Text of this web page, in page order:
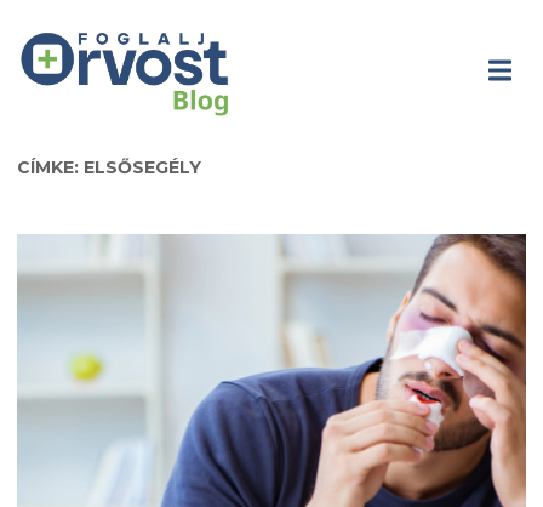
CÍMKE: ELSŐSEGÉLY